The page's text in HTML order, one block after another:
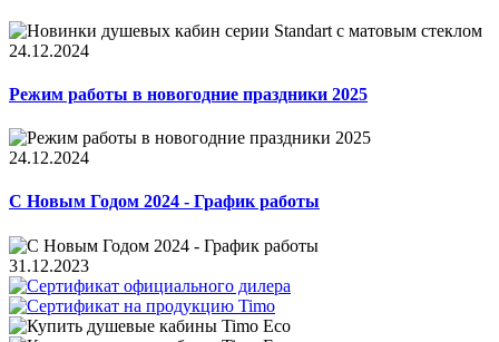
24.12.2024
Режим работы в новогодние праздники 2025
24.12.2024
С Новым Годом 2024 - График работы
31.12.2023